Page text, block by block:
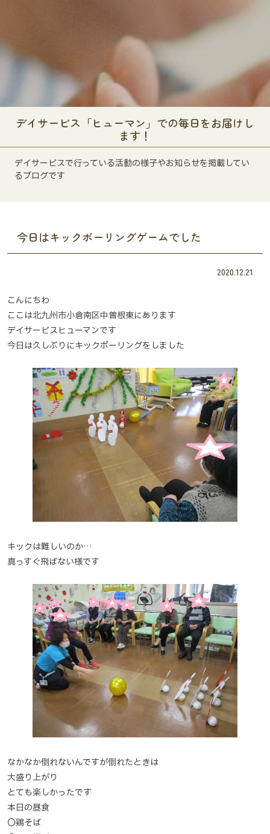
デイサービス「ヒューマン」での毎日をお届けし
ます！
デイサービスで行っている活動の様子やお知らせを掲載してい
るブログです
今日はキックボーリングゲームでした
2020.12.21
こんにちわ
ここは北九州市小倉南区中曽根東にあります
デイサービスヒューマンです
今日は久しぶりにキックボーリングをしました
キックは難しいのか…
真っすぐ飛ばない様です
なかなか倒れないんですが倒れたときは
大盛り上がり
とても楽しかったです
本日の昼食
〇鶏そば